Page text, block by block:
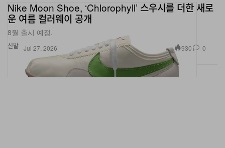
신발
Nike Moon Shoe, ‘Chlorophyll’ 스우시를 더한 새로
운 여름 컬러웨이 공개
8월 출시 예정.
Jul 27, 2026 930 0